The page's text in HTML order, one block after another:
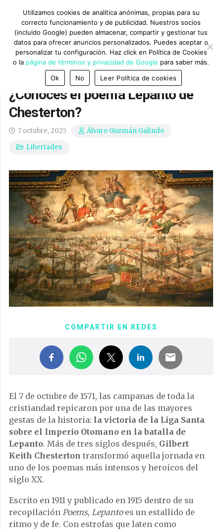
¿Conoces el poema Lepanto de
Chesterton?
7 octubre, 2025
Álvaro Guzmán Galindo
Libertades
COMPARTIR EN REDES
El 7 de octubre de 1571, las campanas de toda la
cristiandad repicaron por una de las mayores
gestas de la historia: la victoria de la Liga Santa
sobre el Imperio Otomano en la batalla de
Lepanto. Más de tres siglos después, Gilbert
Keith Chesterton transformó aquella jornada en
uno de los poemas más intensos y heroicos del
siglo XX.
Escrito en 1911 y publicado en 1915 dentro de su
recopilación Poems, Lepantoes un estallido de
ritmo y de fe. Con estrofas que laten como
Utilizamos cookies de analítica anónimas, propias para su
correcto funcionamiento y de publicidad. Nuestros socios
(incluido Google) pueden almacenar, compartir y gestionar tus
datos para ofrecer anuncios personalizados. Puedes aceptar o
personalizar tu configuración. Haz click en Política de Cookies
o la página de términos y privacidad de Google para saber más.
Ok
No Leer Política de cookies